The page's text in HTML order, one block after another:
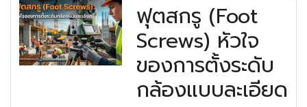
ฟุตสกรู (Foot
Screws) หัวใจ
ของการตั้งระดับ
กล้องแบบละเอียด